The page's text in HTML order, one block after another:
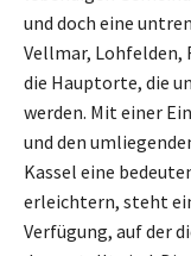
und doch eine
Vellmar, Lohfelden,
die Hauptorte, die
werden. Mit einer
und den
Kassel eine
erleichtern, steht
Verfügung, auf der